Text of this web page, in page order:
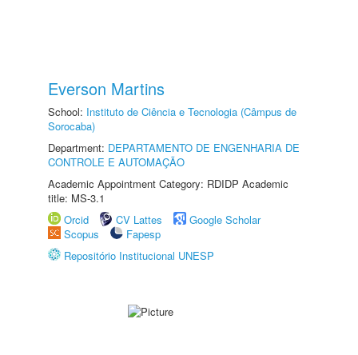
Everson Martins
School: Instituto de Ciência e Tecnologia (Câmpus de
Sorocaba)
Department: DEPARTAMENTO DE ENGENHARIA DE
CONTROLE E AUTOMAÇÃO
Academic Appointment Category: RDIDP Academic
title: MS-3.1
Orcid
CV Lattes
Google Scholar
Scopus
Fapesp
Repositório Institucional UNESP